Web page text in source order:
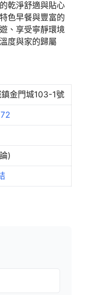
乾淨舒適與貼心
色早餐與豐富的
、享受寧靜環境
度與家的歸屬
金門城103-1號
)